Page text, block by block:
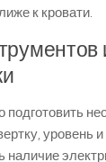
к кровати.
подготовить
уровень
наличие